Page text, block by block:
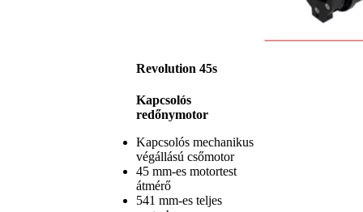
Revolution 45s
Kapcsolós
redőnymotor
Kapcsolós mechanikus
végállású csőmotor
45 mm-es motortest
átmérő
541 mm-es teljes